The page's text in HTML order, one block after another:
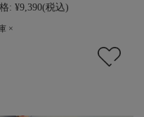
: ¥9,390(税込)
×